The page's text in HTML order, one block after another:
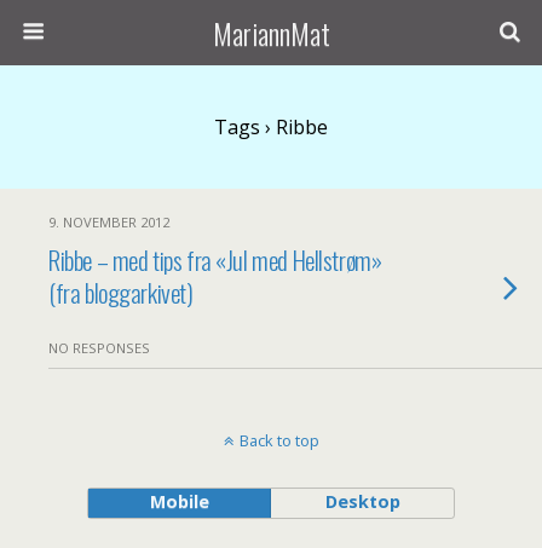
MariannMat
Tags › Ribbe
9. NOVEMBER 2012
Ribbe – med tips fra «Jul med Hellstrøm»
(fra bloggarkivet)
NO RESPONSES
Back to top
Mobile Desktop